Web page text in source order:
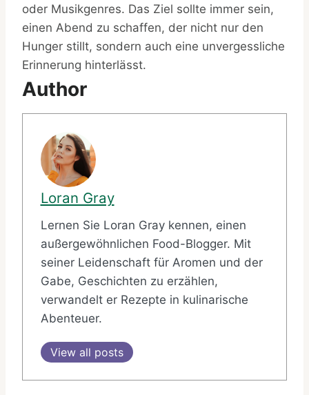
oder Musikgenres. Das Ziel sollte immer sein,
einen Abend zu schaffen, der nicht nur den
Hunger stillt, sondern auch eine unvergessliche
Erinnerung hinterlässt.
Author
Loran Gray
Lernen Sie Loran Gray kennen, einen
außergewöhnlichen Food-Blogger. Mit
seiner Leidenschaft für Aromen und der
Gabe, Geschichten zu erzählen,
verwandelt er Rezepte in kulinarische
Abenteuer.
View all posts